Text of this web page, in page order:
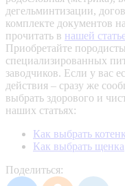
дегельминтизации,
комплекте документов
прочитать в нашей
Приобретайте
специализированных
заводчиков. Если у вас
действия – сразу же
выбрать здорового и
наших статьях:
Как выбрать
Как выбрать щенка
Поделиться: